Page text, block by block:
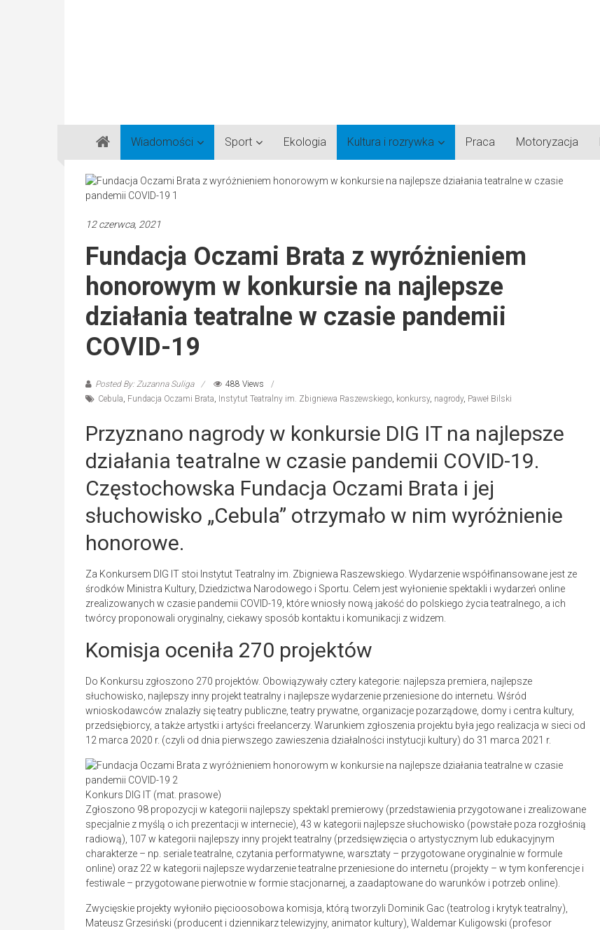
Gazeta
Regionalna
Częstochowa,
Kłobuck,
Myszków
Wiadomości Sport Ekologia Kultura i rozrywka Praca Motoryzacja
12 czerwca, 2021
Fundacja Oczami Brata z wyróżnieniem
honorowym w konkursie na najlepsze
działania teatralne w czasie pandemii
COVID-19
Posted By: Zuzanna Suliga
488 Views
Cebula, Fundacja Oczami Brata, Instytut Teatralny im. Zbigniewa Raszewskiego, konkursy, nagrody, Paweł Bilski
Przyznano nagrody w konkursie DIG IT na najlepsze
działania teatralne w czasie pandemii COVID-19.
Częstochowska Fundacja Oczami Brata i jej
słuchowisko „Cebula” otrzymało w nim wyróżnienie
honorowe.
Za Konkursem DIG IT stoi Instytut Teatralny im. Zbigniewa Raszewskiego. Wydarzenie współfinansowane jest ze
środków Ministra Kultury, Dziedzictwa Narodowego i Sportu. Celem jest wyłonienie spektakli i wydarzeń online
zrealizowanych w czasie pandemii COVID-19, które wniosły nową jakość do polskiego życia teatralnego, a ich
twórcy proponowali oryginalny, ciekawy sposób kontaktu i komunikacji z widzem.
Komisja oceniła 270 projektów
Do Konkursu zgłoszono 270 projektów. Obowiązywały cztery kategorie: najlepsza premiera, najlepsze
słuchowisko, najlepszy inny projekt teatralny i najlepsze wydarzenie przeniesione do internetu. Wśród
wnioskodawców znalazły się teatry publiczne, teatry prywatne, organizacje pozarządowe, domy i centra kultury,
przedsiębiorcy, a także artystki i artyści freelancerzy. Warunkiem zgłoszenia projektu była jego realizacja w sieci od
12 marca 2020 r. (czyli od dnia pierwszego zawieszenia działalności instytucji kultury) do 31 marca 2021 r.
Konkurs DIG IT (mat. prasowe)
Zgłoszono 98 propozycji w kategorii najlepszy spektakl premierowy (przedstawienia przygotowane i zrealizowane
specjalnie z myślą o ich prezentacji w internecie), 43 w kategorii najlepsze słuchowisko (powstałe poza rozgłośnią
radiową), 107 w kategorii najlepszy inny projekt teatralny (przedsięwzięcia o artystycznym lub edukacyjnym
charakterze – np. seriale teatralne, czytania performatywne, warsztaty – przygotowane oryginalnie w formule
online) oraz 22 w kategorii najlepsze wydarzenie teatralne przeniesione do internetu (projekty – w tym konferencje i
festiwale – przygotowane pierwotnie w formie stacjonarnej, a zaadaptowane do warunków i potrzeb online).
Zwycięskie projekty wyłoniło pięcioosobowa komisja, którą tworzyli Dominik Gac (teatrolog i krytyk teatralny),
Mateusz Grzesiński (producent i dziennikarz telewizyjny, animator kultury), Waldemar Kuligowski (profesor